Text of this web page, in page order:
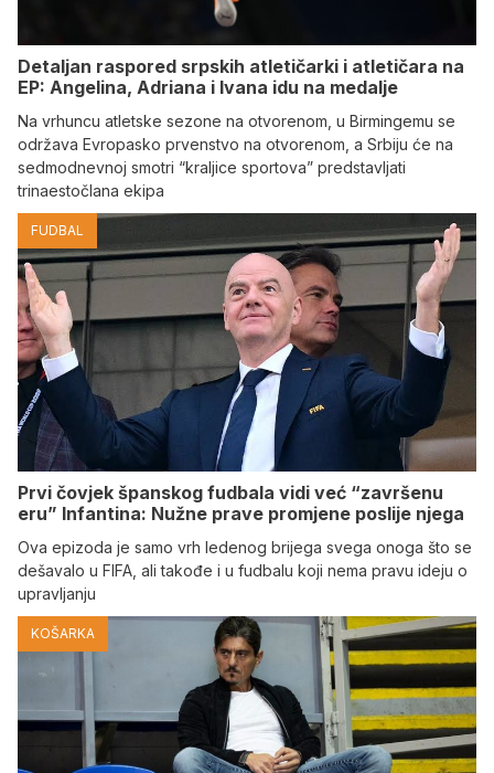
Detaljan raspored srpskih atletičarki i atletičara na
EP: Angelina, Adriana i Ivana idu na medalje
Na vrhuncu atletske sezone na otvorenom, u Birmingemu se
održava Evropasko prvenstvo na otvorenom, a Srbiju će na
sedmodnevnoj smotri “kraljice sportova” predstavljati
trinaestočlana ekipa
FUDBAL
Prvi čovjek španskog fudbala vidi već “završenu
eru” Infantina: Nužne prave promjene poslije njega
Ova epizoda je samo vrh ledenog brijega svega onoga što se
dešavalo u FIFA, ali takođe i u fudbalu koji nema pravu ideju o
upravljanju
KOŠARKA